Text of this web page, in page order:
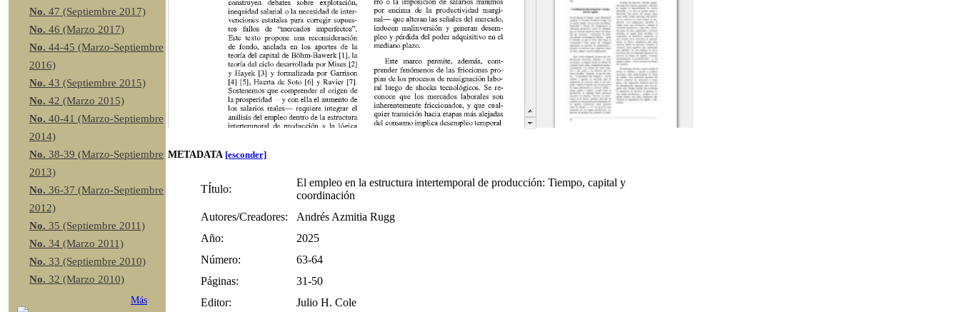
No. 47 (Septiembre 2017)
No. 46 (Marzo 2017)
No. 44-45 (Marzo-Septiembre
2016)
No. 43 (Septiembre 2015)
No. 42 (Marzo 2015)
No. 40-41 (Marzo-Septiembre
2014)
No. 38-39 (Marzo-Septiembre
2013)
No. 36-37 (Marzo-Septiembre
2012)
No. 35 (Septiembre 2011)
No. 34 (Marzo 2011)
No. 33 (Septiembre 2010)
No. 32 (Marzo 2010)
Más
METADATA [esconder]
TÍtulo:
El empleo en la estructura intertemporal de producción: Tiempo, capital y
coordinación
Autores/Creadores:
Andrés Azmitia Rugg
Año:
2025
Número:
63-64
Páginas:
31-50
Editor:
Julio H. Cole